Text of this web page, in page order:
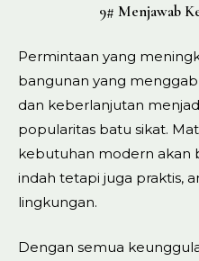
9# Menjawab
Permintaan yang
bangunan yang
dan keberlanjutan
popularitas batu sikat.
kebutuhan modern akan
indah tetapi juga praktis,
lingkungan.
Dengan semua